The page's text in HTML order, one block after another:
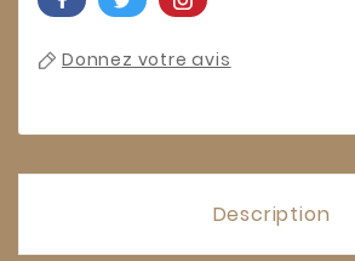
Donnez votre avis
Description